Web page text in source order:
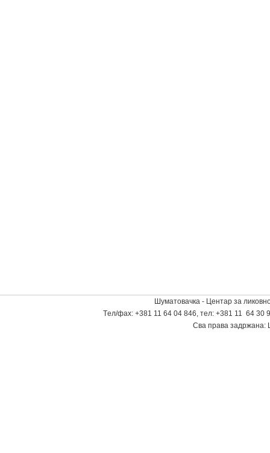
Шуматовачка - Центар за
Tел/фаx: +381 11 64 04 846, тел: +381 11 64 30
Сва права задржана: